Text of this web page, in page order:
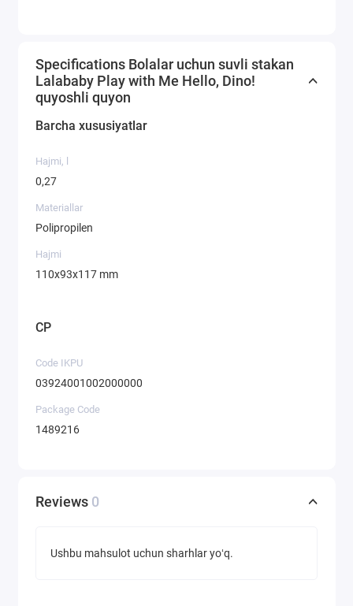
Specifications Bolalar uchun suvli stakan
Lalababy Play with Me Hello, Dino!
quyoshli quyon
Barcha xususiyatlar
Hajmi, l
0,27
Materiallar
Polipropilen
Hajmi
110х93х117 mm
CP
Code IKPU
03924001002000000
Package Code
1489216
Reviews 0
Ushbu mahsulot uchun sharhlar yoʻq.